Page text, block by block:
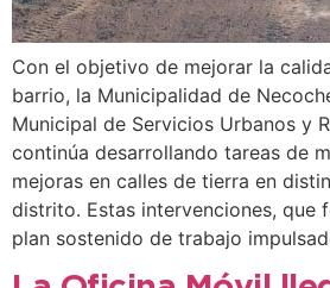
Con el objetivo de mejorar la
barrio, la Municipalidad de
Municipal de Servicios Urbanos y
continúa desarrollando tareas de
mejoras en calles de tierra en
distrito. Estas intervenciones, que
plan sostenido de trabajo